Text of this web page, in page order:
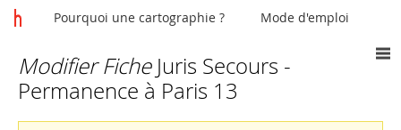
Vous
êtes
ici
Modifier FicheJuris Secours -
Permanence à Paris 13
Pourquoi une cartographie ? Mode d'emploi